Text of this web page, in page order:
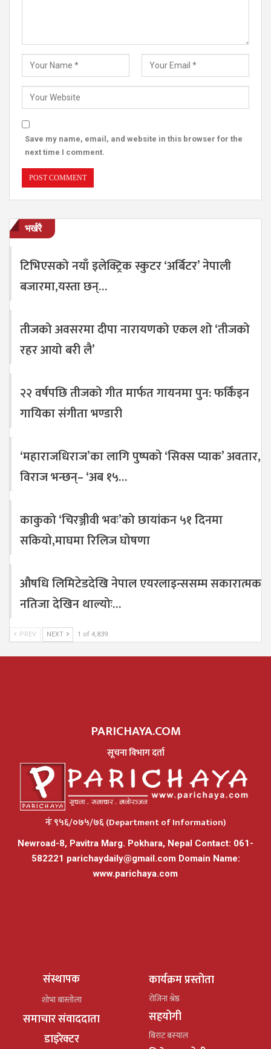
Save my name, email, and website in this browser for the
next time I comment.
भर्खरै
टिभिएसको नयाँ इलेक्ट्रिक स्कुटर ‘अर्बिटर’ नेपाली
बजारमा,यस्ता छन्…
तीजको अवसरमा दीपा नारायणको एकल शो ‘तीजको
रहर आयो बरी लै’
२२ वर्षपछि तीजको गीत मार्फत गायनमा पुन: फर्किंइन
गायिका संगीता भण्डारी
‘महाराजधिराज’का लागि पुष्पको ‘सिक्स प्याक’ अवतार,
विराज भन्छन्– ‘अब १५…
काकुको ‘चिरञ्जीवी भवः’को छायांकन ५१ दिनमा
सकियो,माघमा रिलिज घोषणा
औषधि लिमिटेडदेखि नेपाल एयरलाइन्ससम्म सकारात्मक
नतिजा देखिन थाल्योः…
PREV NEXT 1 of 4,839
PARICHAYA.COM
सूचना विभाग दर्ता
नंः ९५६/०७५/७६ (Department of Information)
Newroad-8, Pavitra Marg. Pokhara, Nepal Contact: 061-
582221 parichaydaily@gmail.comDomain Name:
www.parichaya.com
संस्थापक
शोभा बास्तोला
समाचार संवाददाता
डाइरेक्टर
कार्यक्रम प्रस्तोता
रोजिना श्रेष्ठ
सहयोगी
बिराट बस्याल